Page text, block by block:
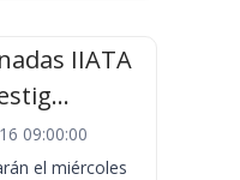
IIATA
09:00:00
el miércoles